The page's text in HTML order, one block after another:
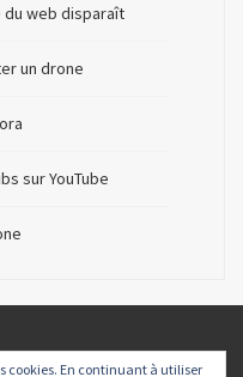
du web disparaît
un drone
sur YouTube
cookies. En continuant à utiliser